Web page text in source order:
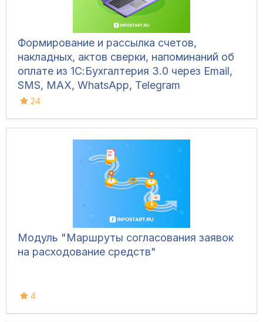
Формирование и рассылка счетов,
накладных, актов сверки, напоминаний об
оплате из 1С:Бухгалтерия 3.0 через Email,
SMS, MAX, WhatsApp, Telegram
24
Модуль "Маршруты согласования заявок
на расходование средств"
4